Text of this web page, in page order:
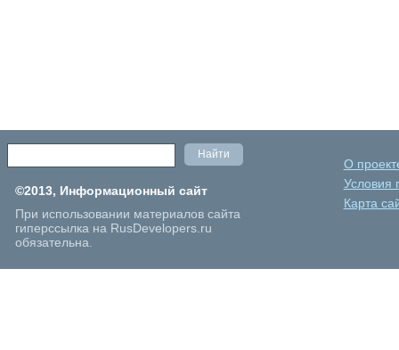
©2013, Информационный сайт
При использовании материалов сайта
гиперссылка на RusDevelopers.ru
обязательна.
О
Условия
Карта